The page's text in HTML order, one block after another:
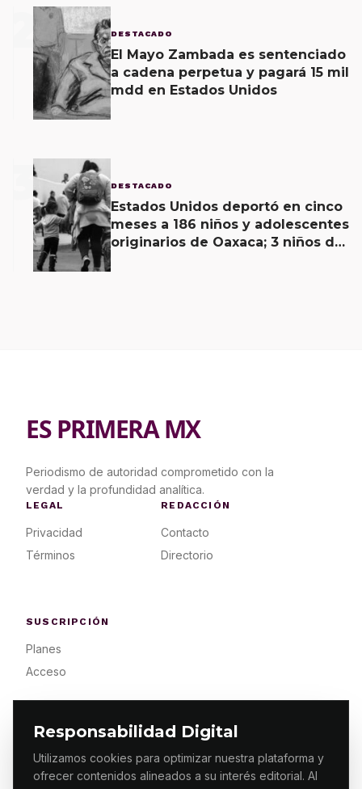
Responsabilidad Digital
Utilizamos cookies para optimizar nuestra plataforma y
ofrecer contenidos alineados a su interés editorial. Al
2 DESTACADO
El Mayo Zambada es sentenciado
a cadena perpetua y pagará 15 mil
mdd en Estados Unidos
3 DESTACADO
Estados Unidos deportó en cinco
meses a 186 niños y adolescentes
originarios de Oaxaca; 3 niños de
ES PRIMERA MX
Periodismo de autoridad comprometido con la
verdad y la profundidad analítica.
LEGAL
Privacidad
Términos
REDACCIÓN
Contacto
Directorio
SUSCRIPCIÓN
Planes
Acceso
© 2026 ES PRIMERA MX. ALGUNOS DERECHOS